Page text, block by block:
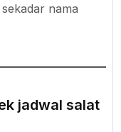
nama
jadwal salat